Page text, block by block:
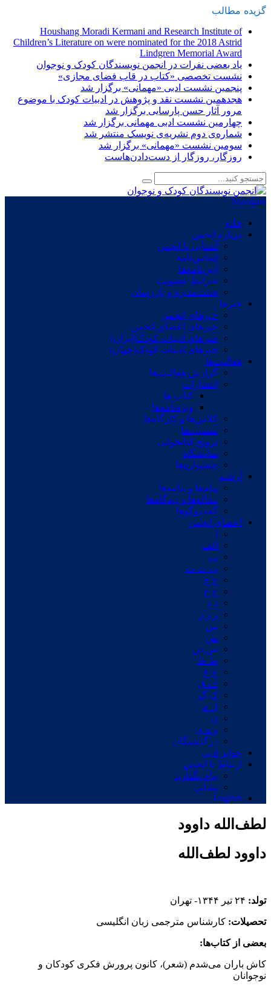
گزیده مطالب
Houshang Moradi Kermani and Research Institute of
Children’s Literature on were nominated for the 2018 Astrid
Lindgren Memorial Award
یاد بعضی نفرات در انجمن نویسندگان کودک و نوجوان
نشست تخصصی «کتاب در قاب فضای مجازی»
پنجمین نشست ادبی «مهمانی» برگزار شد
هجدهمین نشست نقد و پژوهش در ادبیات کودک با موضوع
مرور آثار حسن پارسایی برگزار شد
چهارمین نشست ادبی مهمانی برگزار شد
شماره‌ی دوم نشریه‌ی نویسک منتشر شد
سومین نشست «مهمانی» برگزار شد
روزگار، روزگار از دست‌دادن‌هاست
Navigate
خانه
درباره انجمن
آشنایی با انجمن
اساس‌نامه
آیین‌نامه‌ها
شرایط عضویت
هیئت‌مدیره و بازرسان
خبرها
خبرهای انجمن
خبرهای اعضای انجمن
خبرهای ادبیات کودک(ایران)
خبرهای ادبیات کودک(جهان)
فعالیت‌ها
گزارش فعالیت‌ها
انتشارات
کتاب ها
ویژه‌نامه‌ها
کلاس‌ها و کارگاه‌ها
نشست‌ها
ترویج کتابخوانی
نمایشگاه
جشنواره‌ها
آرشیو
پیام‌ها و بیانیه‌ها
مقاله‌ها و دیدگاه‌ها
گفت‌وگوها
اعضای انجمن
الف
ب
پ ت ث
ج چ
ح خ
د ذ
ر ز ژ
س
ش
ص ض
ط ظ
ع غ
ف ق
ک گ
ل م
ن
و ه ی
درگذشتگان
جوایز ادبی
ارتباط با انجمن
پیام بگذارید
نشانی
English
لطف‌الله داوود
داوود لطف‌الله
تولد: ۲۴ تیر ۱۳۴۴- تهران
تحصیلات: کارشناس مترجمى زبان انگلیسى
بعضى از کتاب‌ها:
کاش باران مى‌شدم (شعر)، کانون پرورش فکرى کودکان و
نوجوانان